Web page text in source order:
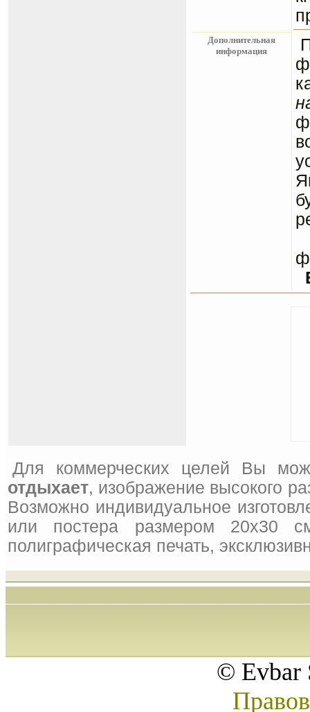
Дополнительная
информация
Для коммерческих целей Вы
отдыхает, изображение высокого
Возможно индивидуальное
или постера размером 20x30
полиграфическая печать,
© Evbar